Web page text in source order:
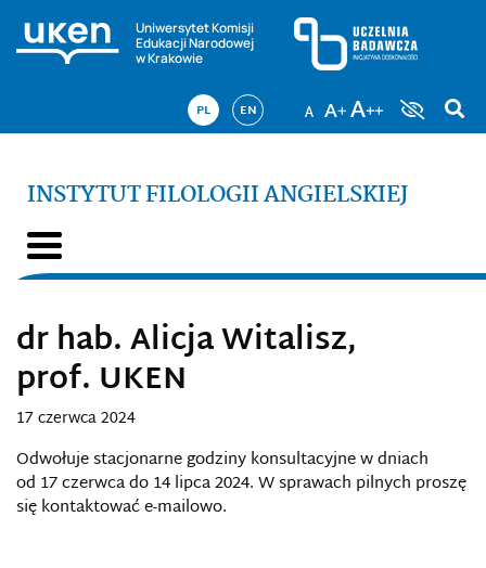
Uniwersytet Komisji
Edukacji Narodowej
w Krakowie
PL EN
INSTYTUT FILOLOGII ANGIELSKIEJ
dr hab. Alicja Witalisz,
prof. UKEN
17 czerwca 2024
Odwołuje stacjonarne godziny konsultacyjne w dniach
od 17 czerwca do 14 lipca 2024. W sprawach pilnych proszę
się kontaktować e-mailowo.